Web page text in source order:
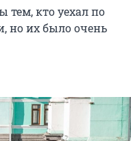
тем, кто уехал по
но их было очень